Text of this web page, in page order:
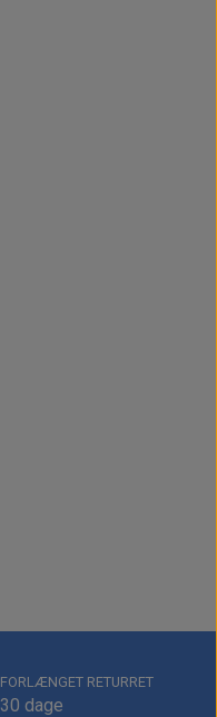
FORLÆNGET RETURRET
30 dage